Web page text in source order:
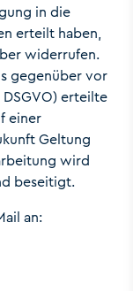
in die
erteilt haben,
widerrufen.
gegenüber vor
erteilte
einer
Geltung
wird
beseitigt.
an: